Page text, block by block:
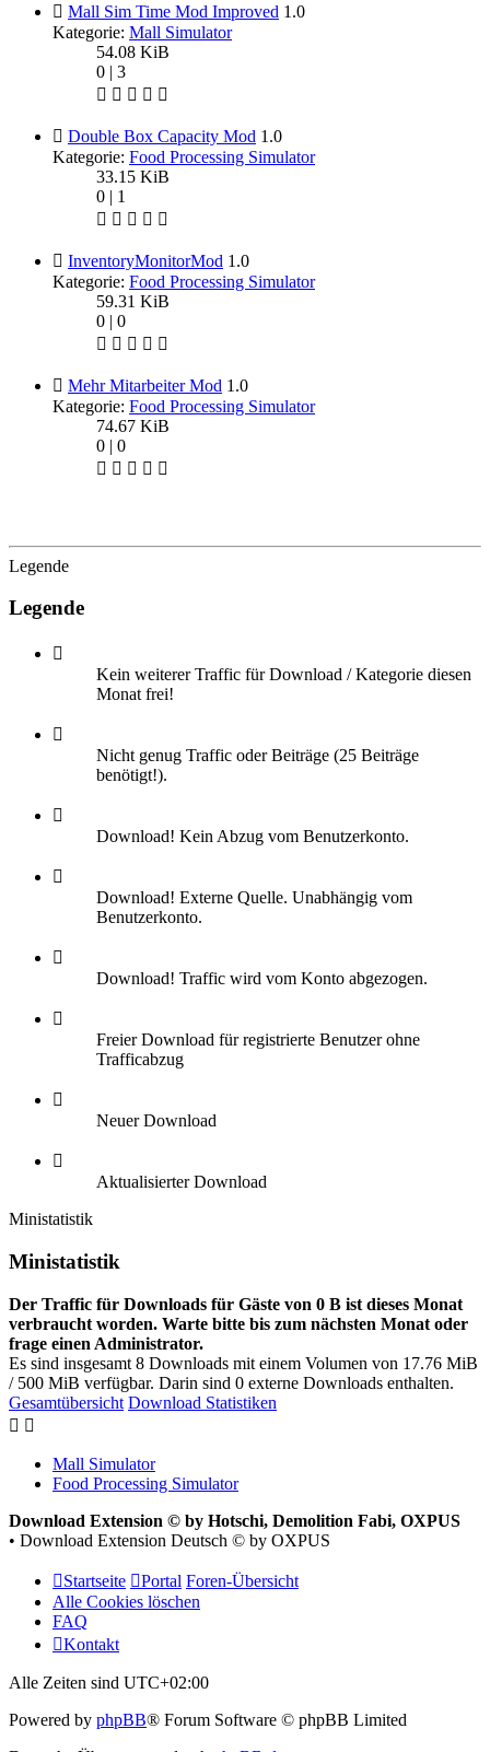
Mall Sim Time Mod Improved 1.0
Kategorie: Mall Simulator
54.08 KiB
0 | 3
Double Box Capacity Mod 1.0
Kategorie: Food Processing Simulator
33.15 KiB
0 | 1
InventoryMonitorMod 1.0
Kategorie: Food Processing Simulator
59.31 KiB
0 | 0
Mehr Mitarbeiter Mod 1.0
Kategorie: Food Processing Simulator
74.67 KiB
0 | 0
Legende
Legende
Kein weiterer Traffic für Download / Kategorie diesen
Monat frei!
Nicht genug Traffic oder Beiträge (25 Beiträge
benötigt!).
Download! Kein Abzug vom Benutzerkonto.
Download! Externe Quelle. Unabhängig vom
Benutzerkonto.
Download! Traffic wird vom Konto abgezogen.
Freier Download für registrierte Benutzer ohne
Trafficabzug
Neuer Download
Aktualisierter Download
Ministatistik
Ministatistik
Der Traffic für Downloads für Gäste von 0 B ist dieses Monat
verbraucht worden. Warte bitte bis zum nächsten Monat oder
frage einen Administrator.
Es sind insgesamt 8 Downloads mit einem Volumen von 17.76 MiB
/ 500 MiB verfügbar. Darin sind 0 externe Downloads enthalten.
Gesamtübersicht Download Statistiken
Mall Simulator
Food Processing Simulator
Download Extension © by Hotschi, Demolition Fabi, OXPUS
• Download Extension Deutsch © by OXPUS
Startseite Portal Foren-Übersicht
Alle Cookies löschen
FAQ
Kontakt
Alle Zeiten sind UTC+02:00
Powered by phpBB® Forum Software © phpBB Limited